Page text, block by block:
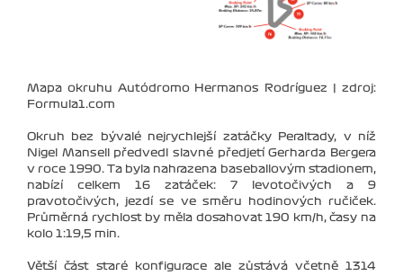
Mapa okruhu Autódromo Hermanos Rodríguez | zdroj:
Formula1.com
Okruh bez bývalé nejrychlejší zatáčky Peraltady, v níž
Nigel Mansell předvedl slavné předjetí Gerharda Bergera
v roce 1990. Ta byla nahrazena baseballovým stadionem,
nabízí celkem 16 zatáček: 7 levotočivých a 9
pravotočivých, jezdí se ve směru hodinových ručiček.
Průměrná rychlost by měla dosahovat 190 km/h, časy na
kolo 1:19,5 min.
Větší část staré konfigurace ale zůstává včetně 1314